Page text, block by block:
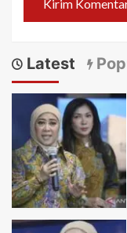
Latest